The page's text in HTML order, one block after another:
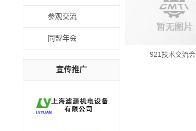
参观交流
同盟年会
宣传推广
921技术交流会